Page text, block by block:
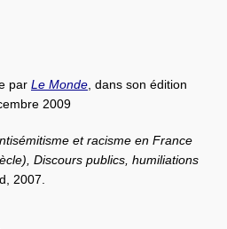
par Le Monde, dans son édition
2009
et racisme en France
Discours publics, humiliations
2007.